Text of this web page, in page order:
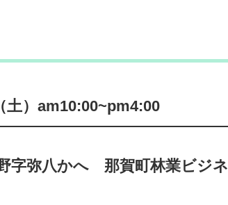
）am10:00~pm4:00
字弥八かへ 那賀町林業ビジネ